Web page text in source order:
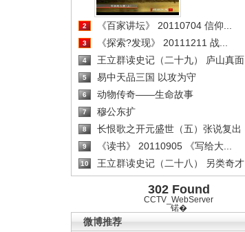
2 《百家讲坛》 20110704 信仰...
3 《探索?发现》 20111211 战...
4 王立群读史记（二十九） 庐山真面
5 易中天品三国 以攻为守
6 动物传奇——生命故事
7 穆公东扩
8 长恨歌之开元盛世（五）张说复出
9 《读书》 20110905 《写给大...
10 王立群读史记（二十八） 另类奇才
302 Found
CCTV_WebServer
锘�
微博推荐